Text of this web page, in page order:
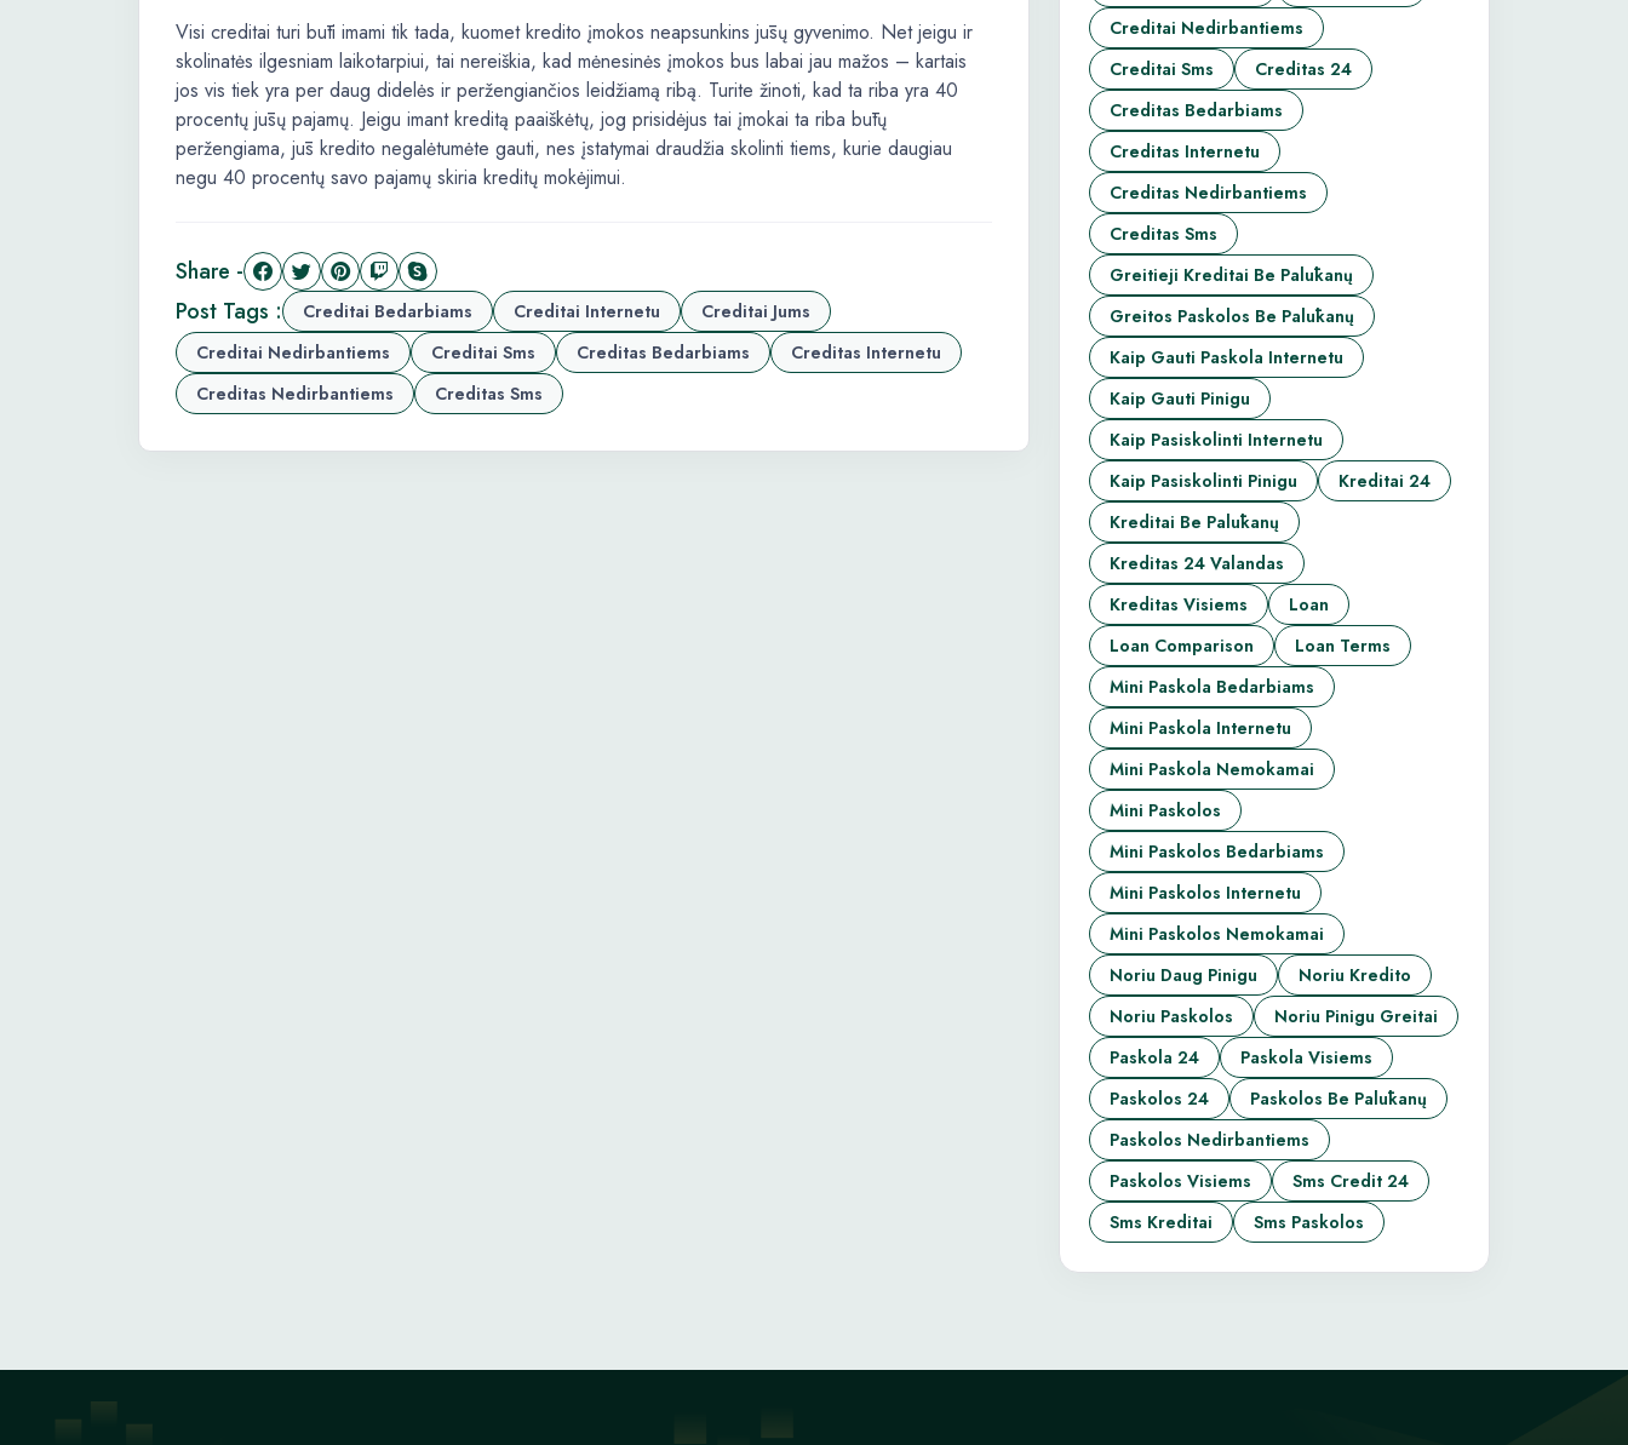
Visi creditai turi būti imami tik tada, kuomet kredito įmokos neapsunkins jūsų gyvenimo. Net jeigu ir
skolinatės ilgesniam laikotarpiui, tai nereiškia, kad mėnesinės įmokos bus labai jau mažos – kartais
jos vis tiek yra per daug didelės ir peržengiančios leidžiamą ribą. Turite žinoti, kad ta riba yra 40
procentų jūsų pajamų. Jeigu imant kreditą paaiškėtų, jog prisidėjus tai įmokai ta riba būtų
peržengiama, jūs kredito negalėtumėte gauti, nes įstatymai draudžia skolinti tiems, kurie daugiau
negu 40 procentų savo pajamų skiria kreditų mokėjimui.
Share -
Post Tags :
Creditai Bedarbiams Creditai Internetu
Creditai Jums
Creditai Nedirbantiems
Creditai Sms Creditas Bedarbiams
Creditas Internetu
Creditas Nedirbantiems
Creditas Sms
Creditai Nedirbantiems
Creditai Sms
Creditas 24
Creditas Bedarbiams
Creditas Internetu
Creditas Nedirbantiems
Creditas Sms
Greitieji Kreditai Be Palūkanų
Greitos Paskolos Be Palūkanų
Kaip Gauti Paskola Internetu
Kaip Gauti Pinigu
Kaip Pasiskolinti Internetu
Kaip Pasiskolinti Pinigu
Kreditai 24
Kreditai Be Palūkanų
Kreditas 24 Valandas
Kreditas Visiems
Loan
Loan Comparison
Loan Terms
Mini Paskola Bedarbiams
Mini Paskola Internetu
Mini Paskola Nemokamai
Mini Paskolos
Mini Paskolos Bedarbiams
Mini Paskolos Internetu
Mini Paskolos Nemokamai
Noriu Daug Pinigu
Noriu Kredito
Noriu Paskolos
Noriu Pinigu Greitai
Paskola 24
Paskola Visiems
Paskolos 24
Paskolos Be Palūkanų
Paskolos Nedirbantiems
Paskolos Visiems
Sms Credit 24
Sms Kreditai
Sms Paskolos